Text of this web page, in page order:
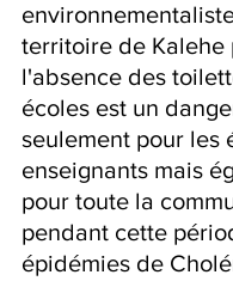
territoire de Kalehe
l'absence des
écoles est un
seulement pour les
enseignants mais
pour toute la
pendant cette
épidémies de